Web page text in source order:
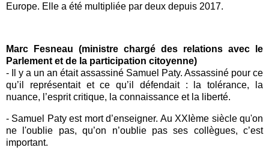
Europe. Elle a été multipliée par deux depuis 2017.
Marc Fesneau (ministre chargé des relations avec le
Parlement et de la participation citoyenne)
- Il y a un an était assassiné Samuel Paty. Assassiné pour ce
qu’il représentait et ce qu’il défendait : la tolérance, la
nuance, l’esprit critique, la connaissance et la liberté.
- Samuel Paty est mort d’enseigner. Au XXIème siècle qu'on
ne l'oublie pas, qu’on n’oublie pas ses collègues, c’est
important.